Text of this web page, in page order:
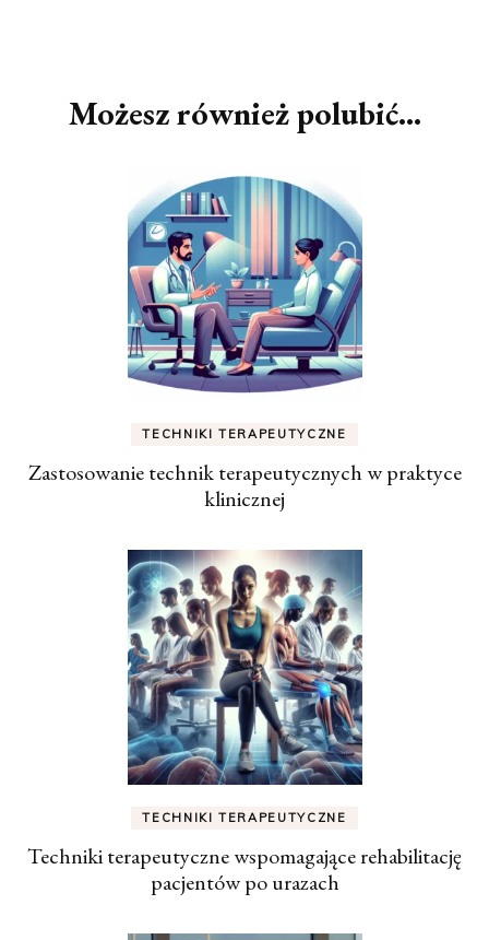
Możesz również polubić…
TECHNIKI TERAPEUTYCZNE
Zastosowanie technik terapeutycznych w praktyce
klinicznej
TECHNIKI TERAPEUTYCZNE
Techniki terapeutyczne wspomagające rehabilitację
pacjentów po urazach